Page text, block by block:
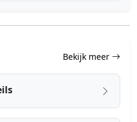
Bekijk meer